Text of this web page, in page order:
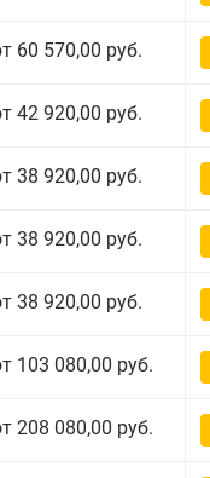
60 570,00 руб.
42 920,00 руб.
38 920,00 руб.
38 920,00 руб.
38 920,00 руб.
103 080,00 руб.
208 080,00 руб.